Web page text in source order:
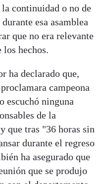
continuidad o no de
esa asamblea
que no era relevante
los hechos.
ha declarado que,
campeona
escuchó ninguna
de la
que tras "36 horas sin
durante el regreso
ha asegurado que
que se produjo